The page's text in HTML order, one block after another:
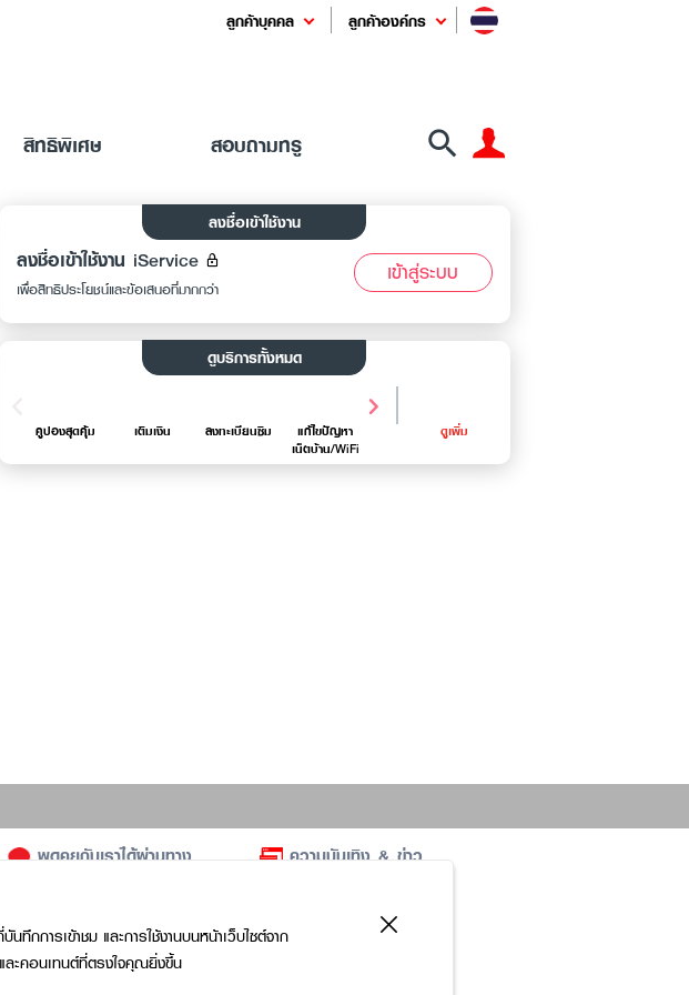
ลูกค้าบุคคล ลูกค้าองค์กร
สิทธิพิเศษ สอบถามทรู
ลงชื่อเข้าใช้งาน
ลงชื่อเข้าใช้งาน iService
เพื่อสิทธิประโยชน์และข้อเสนอที่มากกว่า
เข้าสู่ระบบ
ดูบริการทั้งหมด
คูปองสุดคุ้ม เติมเงิน ลงทะเบียนซิม
แก้ไขปัญหา
เน็ตบ้าน/WiFi
เปลี่ยนการส่งใบ จัดการ SMS
ดูเพิ่ม
ทึกการเข้าชม และการใช้งานบนหน้าเว็บไซต์จาก
ละคอนเทนต์ที่ตรงใจคุณยิ่งขึ้น